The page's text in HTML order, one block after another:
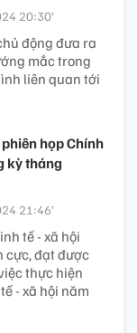
20:30’
động đưa ra
mắc trong
liên quan tới
họp Chính
kỳ tháng
21:46’
tế - xã hội
cực, đạt được
thực hiện
- xã hội năm